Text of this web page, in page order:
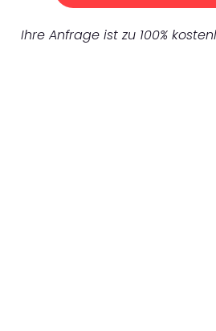
Ihre Anfrage ist zu 100%